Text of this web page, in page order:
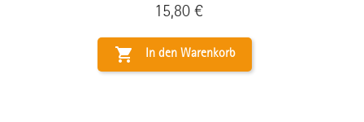
Preis
15,80 €
 In den Warenkorb